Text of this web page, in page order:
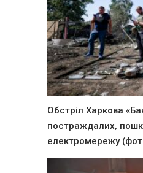
Обстріл Харкова
постраждалих,
електромережу